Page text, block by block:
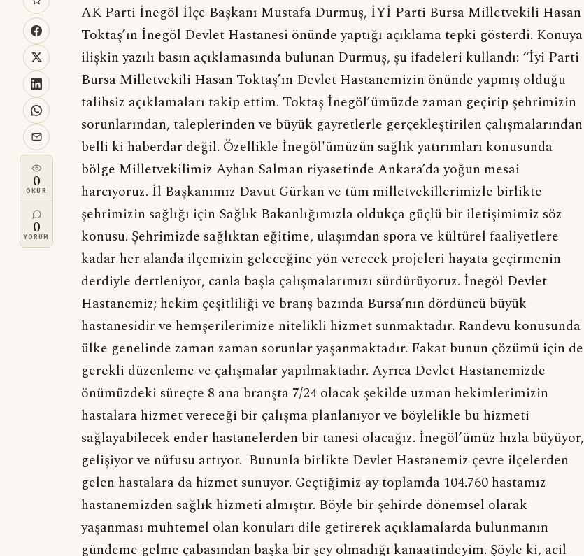
0
OKUR
0
YORUM
AK Parti İnegöl İlçe Başkanı Mustafa Durmuş, İYİ Parti Bursa Milletvekili Hasan
Toktaş’ın İnegöl Devlet Hastanesi önünde yaptığı açıklama tepki gösterdi. Konuya
ilişkin yazılı basın açıklamasında bulunan Durmuş, şu ifadeleri kullandı: “İyi Parti
Bursa Milletvekili Hasan Toktaş’ın Devlet Hastanemizin önünde yapmış olduğu
talihsiz açıklamaları takip ettim. Toktaş İnegöl’ümüzde zaman geçirip şehrimizin
sorunlarından, taleplerinden ve büyük gayretlerle gerçekleştirilen çalışmalarından
belli ki haberdar değil. Özellikle İnegöl'ümüzün sağlık yatırımları konusunda
bölge Milletvekilimiz Ayhan Salman riyasetinde Ankara’da yoğun mesai
harcıyoruz. İl Başkanımız Davut Gürkan ve tüm milletvekillerimizle birlikte
şehrimizin sağlığı için Sağlık Bakanlığımızla oldukça güçlü bir iletişimimiz söz
konusu. Şehrimizde sağlıktan eğitime, ulaşımdan spora ve kültürel faaliyetlere
kadar her alanda ilçemizin geleceğine yön verecek projeleri hayata geçirmenin
derdiyle dertleniyor, canla başla çalışmalarımızı sürdürüyoruz. İnegöl Devlet
Hastanemiz; hekim çeşitliliği ve branş bazında Bursa’nın dördüncü büyük
hastanesidir ve hemşerilerimize nitelikli hizmet sunmaktadır. Randevu konusunda
ülke genelinde zaman zaman sorunlar yaşanmaktadır. Fakat bunun çözümü için de
gerekli düzenleme ve çalışmalar yapılmaktadır. Ayrıca Devlet Hastanemizde
önümüzdeki süreçte 8 ana branşta 7/24 olacak şekilde uzman hekimlerimizin
hastalara hizmet vereceği bir çalışma planlanıyor ve böylelikle bu hizmeti
sağlayabilecek ender hastanelerden bir tanesi olacağız. İnegöl’ümüz hızla büyüyor,
gelişiyor ve nüfusu artıyor. Bununla birlikte Devlet Hastanemiz çevre ilçelerden
gelen hastalara da hizmet sunuyor. Geçtiğimiz ay toplamda 104.760 hastamız
hastanemizden sağlık hizmeti almıştır. Böyle bir şehirde dönemsel olarak
yaşanması muhtemel olan konuları dile getirerek açıklamalarda bulunmanın
gündeme gelme çabasından başka bir şey olmadığı kanaatindeyim. Şöyle ki, acil